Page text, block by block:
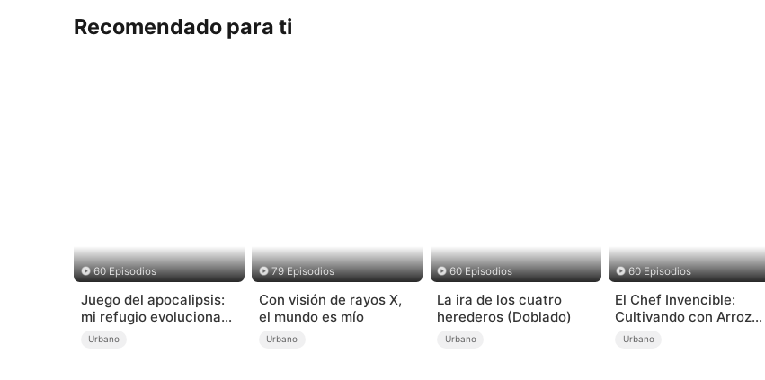
Recomendado para ti
60 Episodios
Juego del apocalipsis:
mi refugio evoluciona
sin límites
Urbano
79 Episodios
Con visión de rayos X,
el mundo es mío
Urbano
60 Episodios
La ira de los cuatro
herederos (Doblado)
Urbano
60 Episodios
El Chef Invencible:
Cultivando con Arroz
Frito
Urbano